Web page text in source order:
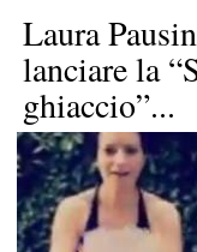
Laura
lanciare la
ghiaccio”...